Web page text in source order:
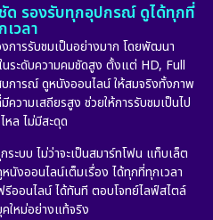
ด รองรับทุกอุปกรณ์ ดูได้ทุกที่
เวลา
การรับชมเป็นอย่างมาก โดยพัฒนา
ระดับความคมชัดสูง ตั้งแต่ HD, Full
การณ์ ดูหนังออนไลน์ ให้สมจริงทั้งภาพ
วามเสถียรสูง ช่วยให้การรับชมเป็นไป
หล ไม่มีสะดุด
บบ ไม่ว่าจะเป็นสมาร์ทโฟน แท็บเล็ต
นังออนไลน์เต็มเรื่อง ได้ทุกที่ทุกเวลา
ออนไลน์ ได้ทันที ตอบโจทย์ไลฟ์สไตล์
ใหม่อย่างแท้จริง